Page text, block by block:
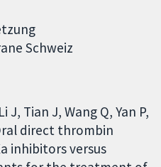
Schweiz
J, Tian J, Wang Q, Yan P,
direct thrombin
inhibitors versus